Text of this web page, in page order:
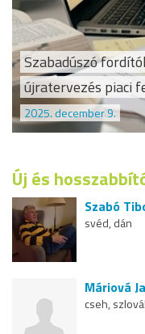
Szabadúszó
újratervezés piaci
2025. december 9.
Új és
Szabó
svéd, dán
Máriová
cseh,